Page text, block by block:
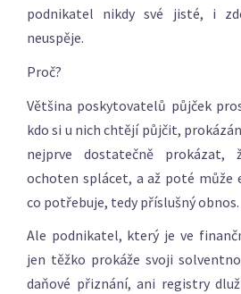
podnikatel nikdy své jisté, i
neuspěje.
Proč?
Většina poskytovatelů půjček
kdo si u nich chtějí půjčit,
nejprve dostatečně prokázat,
ochoten splácet, a až poté může
co potřebuje, tedy příslušný obnos.
Ale podnikatel, který je ve
jen těžko prokáže svoji
daňové přiznání, ani registry